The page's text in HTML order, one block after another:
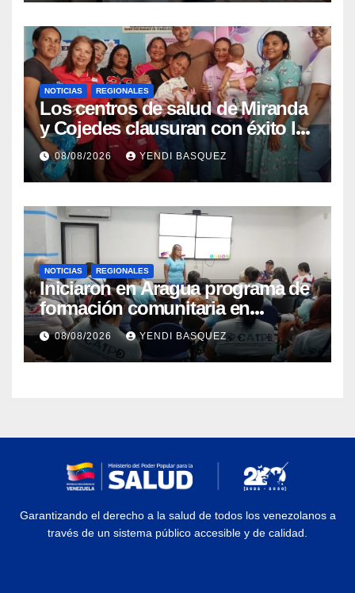
NOTICIAS REGIONALES
Los centros de salud de Miranda
y Cojedes clausuran con éxito la
Semana Mundial de la Lactancia
Materna
08/08/2026 YENDI BASQUEZ
NOTICIAS REGIONALES
Iniciaron en Aragua programa de
formación comunitaria en
atención a personas con
discapacidad
08/08/2026 YENDI BASQUEZ
Garantizando el derecho a la salud de todos los venezolanos a
través de un sistema público accesible y de calidad.